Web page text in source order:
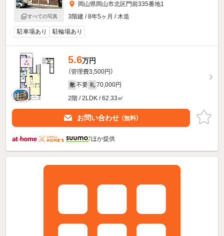
すべての写真
岡山県岡山市北区門前335番地1
3階建 / 8年5ヶ月 / 木造
駐車場あり 駐輪場あり
5.6万円
（管理費3,500円）
敷 不要 礼 70,000円
2階 / 2LDK / 62.33㎡
お問い合わせ （無料）
ほか提供